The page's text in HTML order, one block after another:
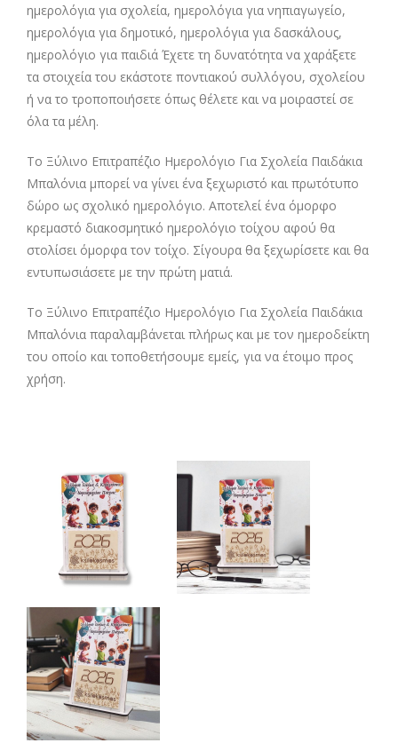
ημερολόγια για σχολεία, ημερολόγια για νηπιαγωγείο,
ημερολόγια για δημοτικό, ημερολόγια για δασκάλους,
ημερολόγιο για παιδιά Έχετε τη δυνατότητα να χαράξετε
τα στοιχεία του εκάστοτε ποντιακού συλλόγου, σχολείου
ή να το τροποποιήσετε όπως θέλετε και να μοιραστεί σε
όλα τα μέλη.
Το Ξύλινο Επιτραπέζιο Ημερολόγιο Για Σχολεία Παιδάκια
Μπαλόνια μπορεί να γίνει ένα ξεχωριστό και πρωτότυπο
δώρο ως σχολικό ημερολόγιο. Αποτελεί ένα όμορφο
κρεμαστό διακοσμητικό ημερολόγιο τοίχου αφού θα
στολίσει όμορφα τον τοίχο. Σίγουρα θα ξεχωρίσετε και θα
εντυπωσιάσετε με την πρώτη ματιά.
Το Ξύλινο Επιτραπέζιο Ημερολόγιο Για Σχολεία Παιδάκια
Μπαλόνια παραλαμβάνεται πλήρως και με τον ημεροδείκτη
του οποίο και τοποθετήσουμε εμείς, για να έτοιμο προς
χρήση.